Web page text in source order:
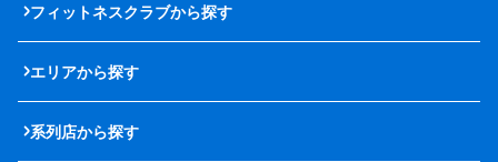
フィットネスクラブから探す
エリアから探す
系列店から探す